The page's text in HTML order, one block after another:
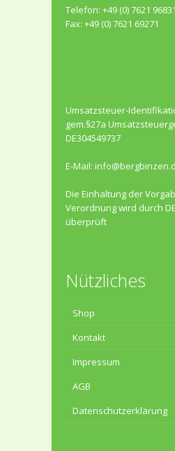
Telefon: +49 (0) 7621
Fax: +49 (0) 7621 69271
Umsatzsteuer-
gem.§27a
DE304549737
E-Mail:
Die Einhaltung der
Verordnung wird durch
überprüft
Nützliches
Shop
Kontakt
Impressum
AGB
Datenschutzerklärung